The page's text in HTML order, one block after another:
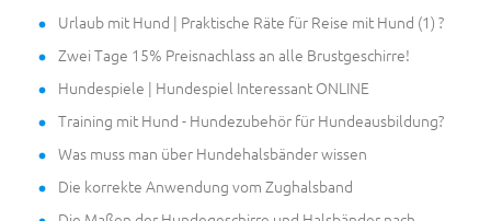
Urlaub mit Hund | Praktische Räte für Reise mit Hund (1) ?
Zwei Tage 15% Preisnachlass an alle Brustgeschirre!
Hundespiele | Hundespiel Interessant ONLINE
Training mit Hund - Hundezubehör für Hundeausbildung?
Was muss man über Hundehalsbänder wissen
Die korrekte Anwendung vom Zughalsband